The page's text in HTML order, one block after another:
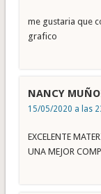
me gustaria que
grafico
NANCY
15/05/2020 a las
EXCELENTE
UNA MEJOR